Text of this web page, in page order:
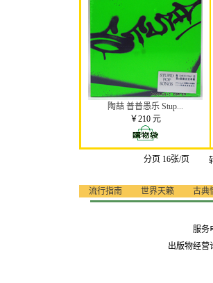
陶喆 普普愚乐 Stup...
￥210 元
分页 16张/页
流行指南 世界天籁 古典
服务
出版物经